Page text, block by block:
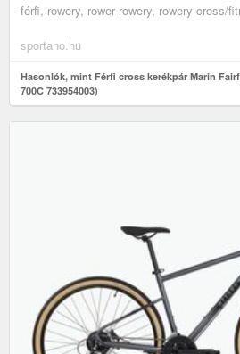
férfi, rowery, rower rowery, rowery cross/
sportano.hu
Hasonlók, mint Férfi cross kerékpár Marin
700C 733954003)